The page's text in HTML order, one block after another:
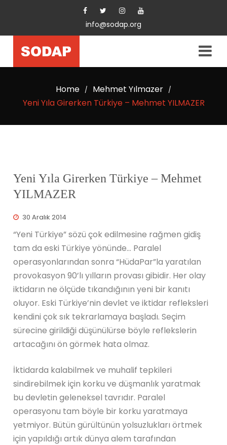
info@sodap.org
Home / Mehmet Yılmazer /
Yeni Yıla Girerken Türkiye – Mehmet YILMAZER
Yeni Yıla Girerken Türkiye – Mehmet
YILMAZER
30 Aralık 2014
“Yeni Türkiye” sözü çok edilmesine rağmen gidiş
tam da eski Türkiye yönünde… Paralel
operasyonlarından sonra “HüdaPar”la yaratılan
provokasyon 90’lı yılların provası gibidir. Her olay
iktidarın ne ölçüde tıkandığının yeni bir kanıtı
oluyor. Eski Türkiye’nin devlet ve iktidar refleksleri
kendini çok sık tekrarlamaya başladı. Seçim
sürecine girildiği düşünülürse böyle reflekslerin
artacağını ön görmek hata olmaz.
İktidarda kalabilmek ve muhalif tepkileri
sindirebilmek için korku ve düşmanlık yaratmak
bu devletin geleneksel tavrıdır. Paralel
operasyonu tam böyle bir korku yaratmaya
yetmiyor. Bütün gürültünün yolsuzlukları örtmek
için yapıldığı artık dünya alem tarafından